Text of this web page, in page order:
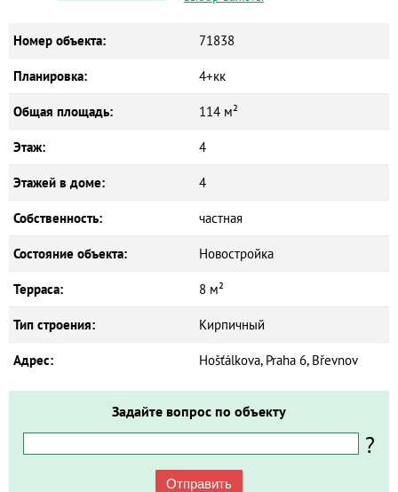
Номер объекта: 71838
Планировка: 4+кк
Общая площадь: 114 м²
Этаж: 4
Этажей в доме: 4
Собственность: частная
Состояние объекта: Новостройка
Терраса: 8 м²
Тип строения: Кирпичный
Адрес: Hošťálkova, Praha 6, Břevnov
Задайте вопрос по объекту
?
Отправить